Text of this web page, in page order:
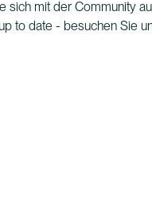
sich mit der Community
to date - besuchen Sie